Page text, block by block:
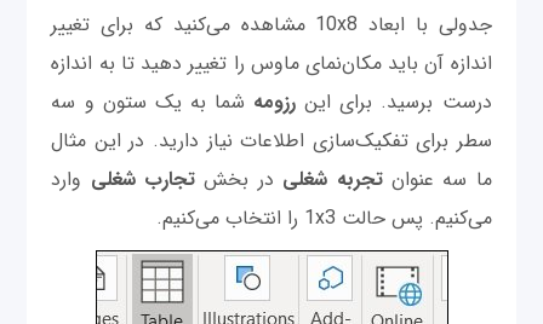
جدولی با ابعاد 10x8 مشاهده می‌کنید که برای تغییر
اندازه آن باید مکان‌نمای ماوس را تغییر دهید تا به اندازه
درست برسید. برای این رزومه شما به یک ستون و سه
سطر برای تفکیک‌سازی اطلاعات نیاز دارید. در این مثال
ما سه عنوانتجربه شغلی در بخش تجارب شغلی وارد
می‌کنیم. پس حالت 1x3 را انتخاب می‌کنیم.